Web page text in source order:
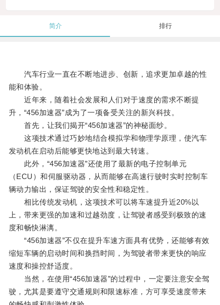
简介 排行
汽车行业一直在不断地进步、创新，追求更加卓越的性
能和体验。
近年来，随着社会发展和人们对于速度的需求不断提
升，“456加速器”成为了一项备受关注的新兴科技。
首先，让我们揭开“456加速器”的神秘面纱。
这项技术通过巧妙地结合模拟学和物理学原理，使汽车
发动机在启动后能够更快地达到最大转速。
此外，“456加速器”还使用了最新的电子控制单元
（ECU）和伺服驱动器，从而能够在高速行驶时实时控制车
辆动力输出，保证驾驶的安全性和稳定性。
相比传统发动机，这项技术可以将车速提升近20%以
上，带来更强的加速和过越劲度，让驾驶者感受到极致的速
度和畅快淋漓。
“456加速器”不仅在提升车速方面具有优势，还能够有效
缩短车辆的启动时间和换挡时间，为驾驶者带来更快的响应
速度和操控舒适度。
当然，在使用“456加速器”的过程中，一定要注意安全驾
驶，尤其是要遵守交通规则和限速标准，方可享受速度带来